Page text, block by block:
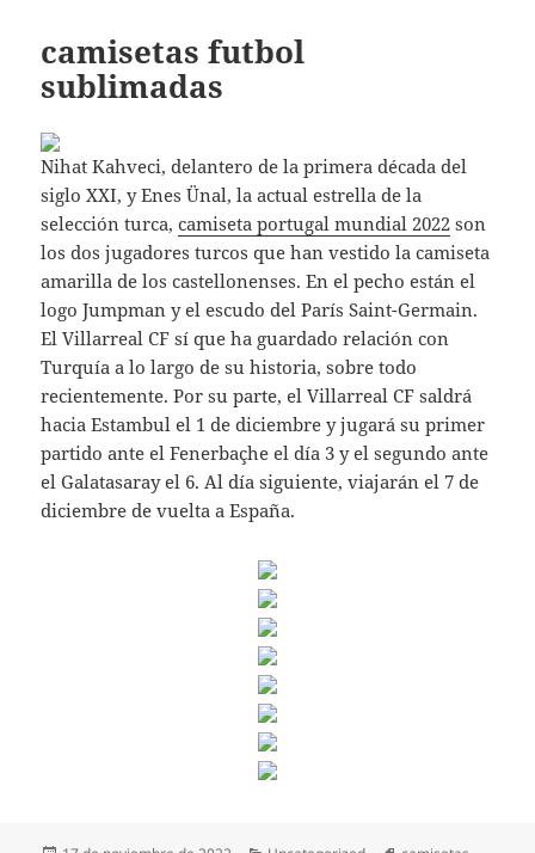
camisetas futbol
sublimadas
Nihat Kahveci, delantero de la primera década del
siglo XXI, y Enes Ünal, la actual estrella de la
selección turca,camiseta portugal mundial 2022 son
los dos jugadores turcos que han vestido la camiseta
amarilla de los castellonenses. En el pecho están el
logo Jumpman y el escudo del París Saint-Germain.
El Villarreal CF sí que ha guardado relación con
Turquía a lo largo de su historia, sobre todo
recientemente. Por su parte, el Villarreal CF saldrá
hacia Estambul el 1 de diciembre y jugará su primer
partido ante el Fenerbaçhe el día 3 y el segundo ante
el Galatasaray el 6. Al día siguiente, viajarán el 7 de
diciembre de vuelta a España.